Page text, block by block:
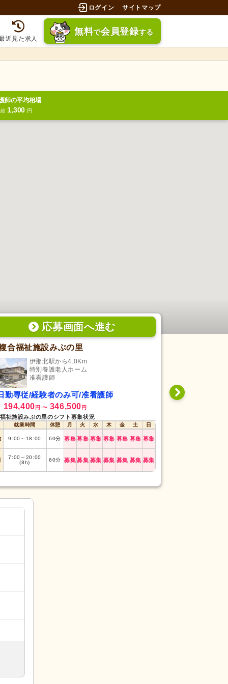
ログイン サイトマップ
近見た求人
無料で会員登録する
師の平均相場
1,300 円
応募画面へ進む
合福祉施設みぶの里
伊那北駅から4.0Km
特別養護老人ホーム
准看護師
勤専従/経験者のみ可/准看護師
194,400 円 〜 346,500 円
祉施設みぶの里のシフト募集状況
就業時間 休憩 月 火 水 木 金 土 日
9:00 ～ 18:00 60分 募集募集 募集 募集 募集 募集 募集
7:00 ～ 20:00
(8h)
60分 募集募集 募集 募集 募集 募集 募集
日勤専従/未